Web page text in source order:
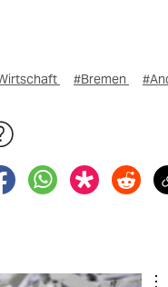
#Bremen